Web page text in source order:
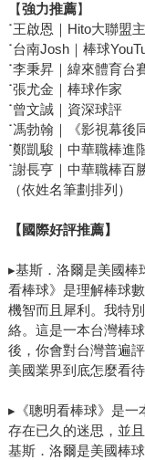
運動科技與數據分
像與比賽資料，希
來越大時，這些原
灰色的邊界。 身為在台灣推廣棒球數據的一份子，讀這本
書時我其實有一點矛
集更多數據與影像資
更好的決策；但另一
「勝利」變成唯一
用。 《贏球治百病》這個書名其實非常貼切，不僅僅只是
一個PTT鄉民梗。
就會被暫時忽略；
檢視整個過程。 對我來說，這本書不只是關於一支球隊的
故事，而更像是在提
並沒有對錯，但在追
具，才真正決定了故事最
球》：理解現代棒球的一把鑰匙 《
本接到出版社推薦邀
生的一個里程碑，
Law用相當直接、甚
在於棒球世界裡的
【強力推薦】
˙王啟恩｜Hito大聯盟
˙台南Josh｜棒球
˙李秉昇｜緯來體育台
˙張尤金｜棒球作家
˙曾文誠｜資深球評
˙馮勃翰｜《影視幕後
˙鄭凱駿｜中華職棒進
˙謝長亨｜中華職棒百
（依姓名筆劃排列）
【國際好評推薦】
▸基斯．洛爾是美國棒
看棒球》是理解棒球
機智而且犀利。我特
絡。這是一本台灣棒
後，你會對台灣普遍
美國業界到底怎麼看
▸《聰明看棒球》是一
存在已久的迷思，並
基斯．洛爾是美國棒